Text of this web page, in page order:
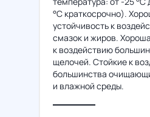
°C краткосрочно).
устойчивость к
смазок и жиров.
к воздействию
щелочей. Стойкие к
большинства
и влажной среды.